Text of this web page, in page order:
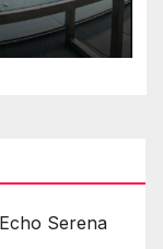
Serena